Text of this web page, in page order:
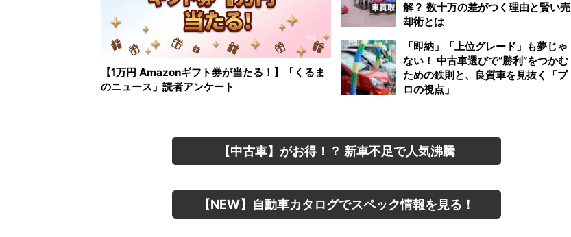
【1万円 Amazonギフト券が当たる！】「くるま
のニュース」読者アンケート
解？ 数十万の差がつく理由と賢い売
却術とは
「即納」「上位グレード」も夢じゃ
ない！ 中古車選びで“勝利”をつかむ
ための鉄則と、良質車を見抜く「プ
ロの視点」
【中古車】がお得！？ 新車不足で人気沸騰
【NEW】自動車カタログでスペック情報を見る！